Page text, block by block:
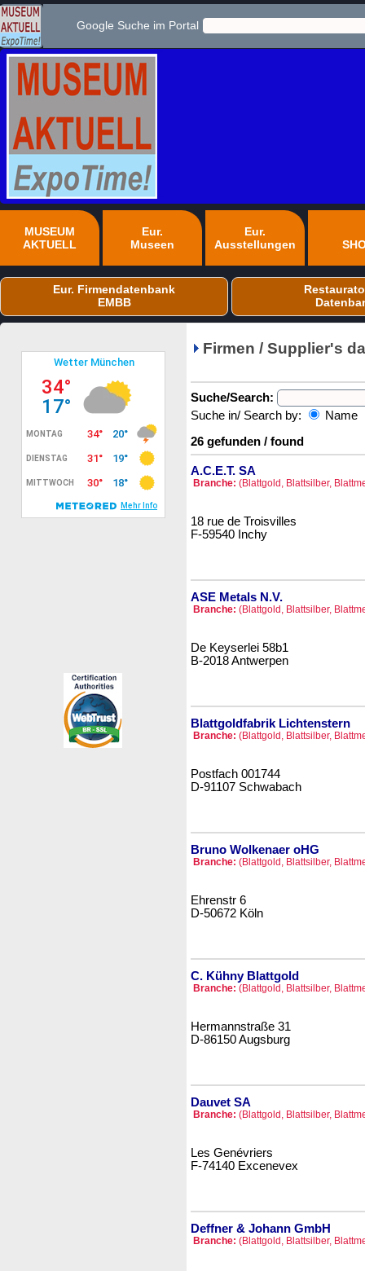
Google Suche im Portal
MUSEUM
AKTUELL
Eur.
Museen
Eur.
Ausstellungen
Eur. Firmendatenbank
EMBB
Firmen / Supplier's
Suche/Search:
Suche in/ Search by:
Name
26 gefunden / found
A.C.E.T. SA
Branche: (Blattgold, Blattsilber,
18 rue de Troisvilles
F-59540 Inchy
ASE Metals N.V.
Branche: (Blattgold, Blattsilber,
De Keyserlei 58b1
B-2018 Antwerpen
Blattgoldfabrik Lichtenstern
Branche: (Blattgold, Blattsilber,
Postfach 001744
D-91107 Schwabach
Bruno Wolkenaer oHG
Branche: (Blattgold, Blattsilber,
Ehrenstr 6
D-50672 Köln
C. Kühny Blattgold
Branche: (Blattgold, Blattsilber,
Hermannstraße 31
D-86150 Augsburg
Dauvet SA
Branche: (Blattgold, Blattsilber,
Les Genévriers
F-74140 Excenevex
Deffner & Johann GmbH
Branche: (Blattgold, Blattsilber,